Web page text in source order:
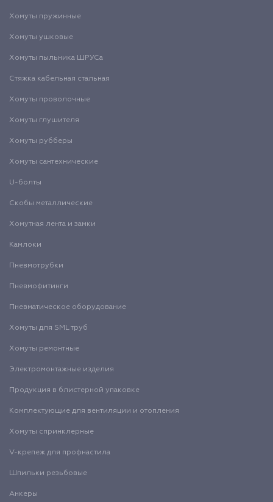
Хомуты пружинные
Хомуты ушковые
Хомуты пыльника ШРУСа
Стяжка кабельная стальная
Хомуты проволочные
Хомуты глушителя
Хомуты рубберы
Хомуты сантехнические
U-болты
Скобы металлические
Хомутная лента и замки
Камлоки
Пневмотрубки
Пневмофитинги
Пневматическое оборудование
Хомуты для SML труб
Хомуты ремонтные
Электромонтажные изделия
Продукция в блистерной упаковке
Комплектующие для вентиляции и отопления
Хомуты спринклерные
V-крепеж для профнастила
Шпильки резьбовые
Анкеры